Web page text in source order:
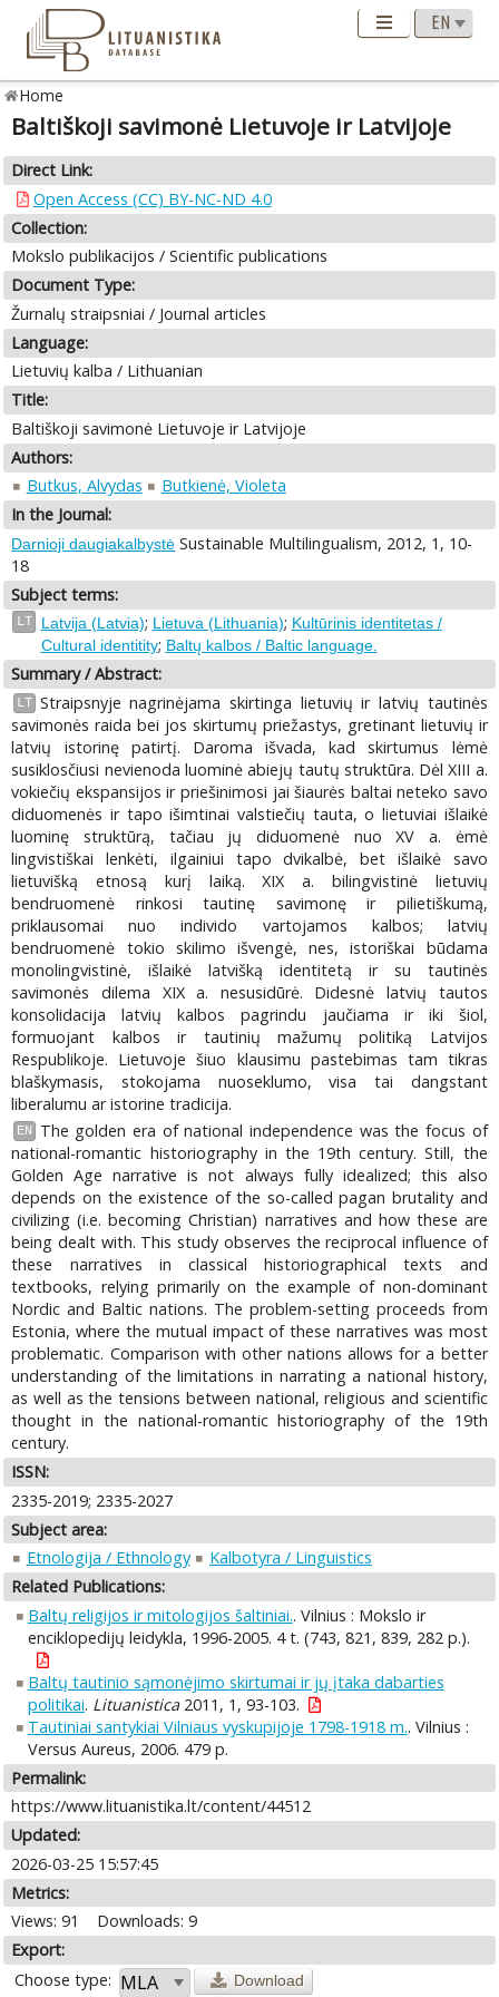
Home
Baltiškoji savimonė Lietuvoje ir Latvijoje
Direct Link:
Open Access (CC) BY-NC-ND 4.0
Collection:
Mokslo publikacijos / Scientific publications
Document Type:
Žurnalų straipsniai / Journal articles
Language:
Lietuvių kalba / Lithuanian
Title:
Baltiškoji savimonė Lietuvoje ir Latvijoje
Authors:
Butkus, Alvydas
Butkienė, Violeta
In the Journal:
Darnioji daugiakalbystė Sustainable Multilingualism, 2012, 1, 10-
18
Subject terms:
LT Latvija (Latvia); Lietuva (Lithuania); Kultūrinis identitetas /
Cultural identitity; Baltų kalbos / Baltic language.
Summary / Abstract:
LT Straipsnyje nagrinėjama skirtinga lietuvių ir latvių tautinės
savimonės raida bei jos skirtumų priežastys, gretinant lietuvių ir
latvių istorinę patirtį. Daroma išvada, kad skirtumus lėmė
susiklosčiusi nevienoda luominė abiejų tautų struktūra. Dėl XIII a.
vokiečių ekspansijos ir priešinimosi jai šiaurės baltai neteko savo
diduomenės ir tapo išimtinai valstiečių tauta, o lietuviai išlaikė
luominę struktūrą, tačiau jų diduomenė nuo XV a. ėmė
lingvistiškai lenkėti, ilgainiui tapo dvikalbė, bet išlaikė savo
lietuvišką etnosą kurį laiką. XIX a. bilingvistinė lietuvių
bendruomenė rinkosi tautinę savimonę ir pilietiškumą,
priklausomai nuo individo vartojamos kalbos; latvių
bendruomenė tokio skilimo išvengė, nes, istoriškai būdama
monolingvistinė, išlaikė latvišką identitetą ir su tautinės
savimonės dilema XIX a. nesusidūrė. Didesnė latvių tautos
konsolidacija latvių kalbos pagrindu jaučiama ir iki šiol,
formuojant kalbos ir tautinių mažumų politiką Latvijos
Respublikoje. Lietuvoje šiuo klausimu pastebimas tam tikras
blaškymasis, stokojama nuoseklumo, visa tai dangstant
liberalumu ar istorine tradicija.
EN
The golden era of national independence was the focus of
national-romantic historiography in the 19th century. Still, the
Golden Age narrative is not always fully idealized; this also
depends on the existence of the so-called pagan brutality and
civilizing (i.e. becoming Christian) narratives and how these are
being dealt with. This study observes the reciprocal influence of
these narratives in classical historiographical texts and
textbooks, relying primarily on the example of non-dominant
Nordic and Baltic nations. The problem-setting proceeds from
Estonia, where the mutual impact of these narratives was most
problematic. Comparison with other nations allows for a better
understanding of the limitations in narrating a national history,
as well as the tensions between national, religious and scientific
thought in the national-romantic historiography of the 19th
century.
ISSN:
2335-2019; 2335-2027
Subject area:
Etnologija / Ethnology
Kalbotyra / Linguistics
Related Publications:
Baltų religijos ir mitologijos šaltiniai.. Vilnius : Mokslo ir
enciklopedijų leidykla, 1996-2005. 4 t. (743, 821, 839, 282 p.).
Baltų tautinio sąmonėjimo skirtumai ir jų įtaka dabarties
politikai. Lituanistica2011, 1, 93-103.
Tautiniai santykiai Vilniaus vyskupijoje 1798-1918 m.. Vilnius :
Versus Aureus, 2006. 479 p.
Permalink:
https://www.lituanistika.lt/content/44512
Updated:
2026-03-25 15:57:45
Metrics:
Views: 91
Downloads: 9
Export:
Choose type:
Download